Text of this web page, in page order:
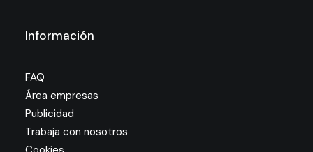
Información
FAQ
Área empresas
Publicidad
Trabaja con nosotros